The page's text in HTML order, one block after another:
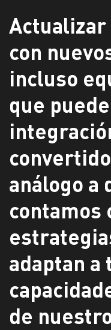
con
incluso
que
análogo a
contamos
adaptan a
de